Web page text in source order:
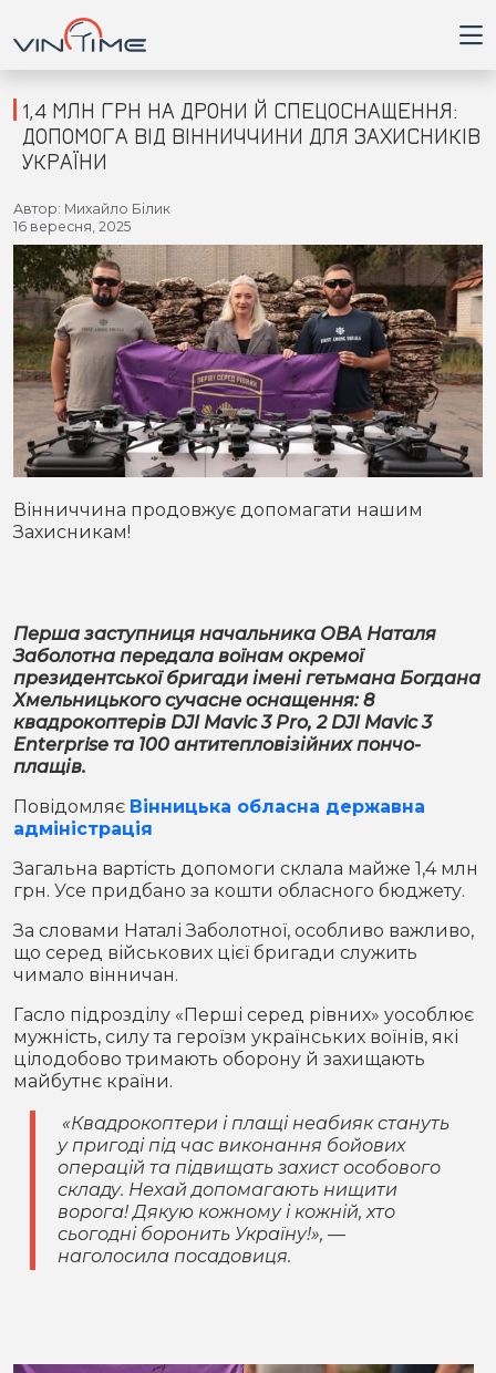
Головна
Війна
Новини
Кримінал
Здоров'я
Приватна думка
В кулуарах
Місто
Конфлікти
Партнери
Спорт
Футбол
Контакти
Підписатись на нас у Telegram
1,4 МЛН ГРН НА ДРОНИ Й СПЕЦОСНАЩЕННЯ:
ДОПОМОГА ВІД ВІННИЧЧИНИ ДЛЯ ЗАХИСНИКІВ
УКРАЇНИ
Автор: Михайло Білик
16 вересня, 2025
Вінниччина продовжує допомагати нашим
Захисникам!
Перша заступниця начальника ОВА Наталя
Заболотна передала воїнам окремої
президентської бригади імені гетьмана Богдана
Хмельницького сучасне оснащення: 8
квадрокоптерів DJI Mavic 3 Pro, 2 DJI Mavic 3
Enterprise та 100 антитепловізійних пончо-
плащів.
Повідомляє Вінницька обласна державна
адміністрація
Загальна вартість допомоги склала майже 1,4 млн
грн. Усе придбано за кошти обласного бюджету.
За словами Наталі Заболотної, особливо важливо,
що серед військових цієї бригади служить
чимало вінничан.
Гасло підрозділу «Перші серед рівних» уособлює
мужність, силу та героїзм українських воїнів, які
цілодобово тримають оборону й захищають
майбутнє країни.
«Квадрокоптери і плащі неабияк стануть
у пригоді під час виконання бойових
операцій та підвищать захист особового
складу. Нехай допомагають нищити
ворога! Дякую кожному і кожній, хто
сьогодні боронить Україну!», —
наголосила посадовиця.